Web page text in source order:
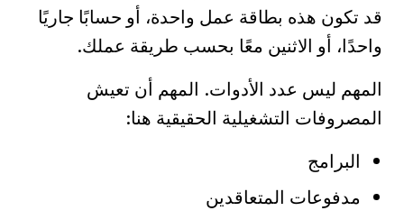
قد تكون هذه بطاقة عمل واحدة، أو حسابًا جاريًا
واحدًا، أو الاثنين معًا بحسب طريقة عملك.
المهم ليس عدد الأدوات. المهم أن تعيش
المصروفات التشغيلية الحقيقية هنا:
البرامج
مدفوعات المتعاقدين